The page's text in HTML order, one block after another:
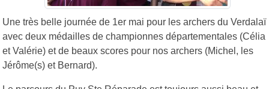
Une très belle journée de 1er mai pour les archers du Verdalaï
avec deux médailles de championnes départementales (Célia
et Valérie) et de beaux scores pour nos archers (Michel, les
Jérôme(s) et Bernard).